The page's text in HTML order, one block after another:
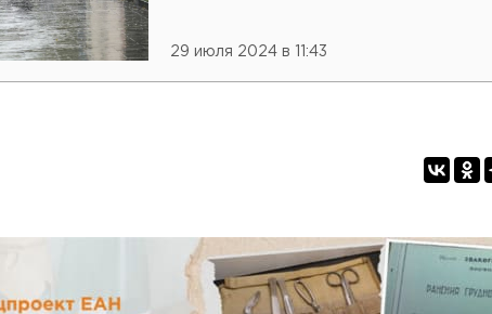
29 июля 2024 в 11:43